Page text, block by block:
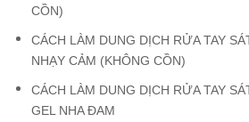
CỒN)
CÁCH LÀM DUNG DỊCH RỬA TAY
NHẠY CẢM (KHÔNG CỒN)
CÁCH LÀM DUNG DỊCH RỬA TAY
GEL NHA ĐAM